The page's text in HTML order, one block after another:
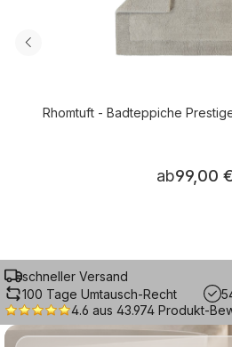
Rhomtuft - Badteppiche
ab99,00 €
schneller Versand
100 Tage Umtausch-Recht
4.6 aus 43.974 Produkt-